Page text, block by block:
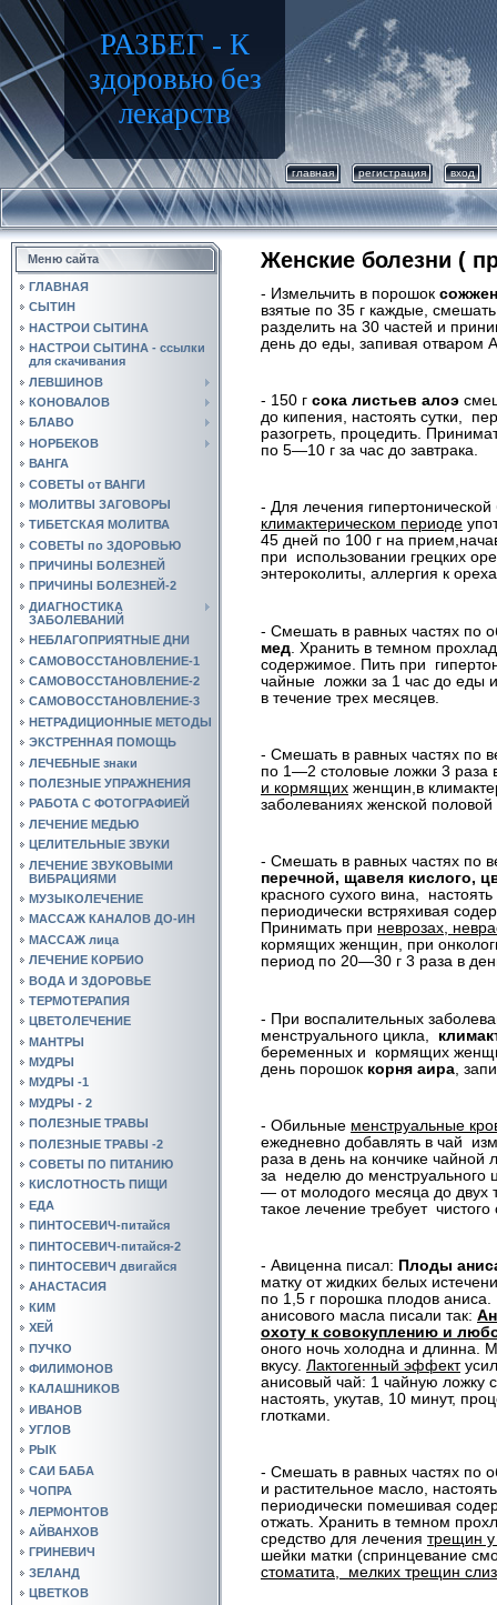
РАЗБЕГ - К
здоровью без
лекарств
главная регистрация вход
Меню сайта
ГЛАВНАЯ
СЫТИН
НАСТРОИ СЫТИНА
НАСТРОИ СЫТИНА - ссылки
для скачивания
ЛЕВШИНОВ
КОНОВАЛОВ
БЛАВО
НОРБЕКОВ
ВАНГА
СОВЕТЫ от ВАНГИ
МОЛИТВЫ ЗАГОВОРЫ
ТИБЕТСКАЯ МОЛИТВА
СОВЕТЫ по ЗДОРОВЬЮ
ПРИЧИНЫ БОЛЕЗНЕЙ
ПРИЧИНЫ БОЛЕЗНЕЙ-2
ДИАГНОСТИКА
ЗАБОЛЕВАНИЙ
НЕБЛАГОПРИЯТНЫЕ ДНИ
САМОВОССТАНОВЛЕНИЕ-1
САМОВОССТАНОВЛЕНИЕ-2
САМОВОССТАНОВЛЕНИЕ-3
НЕТРАДИЦИОННЫЕ МЕТОДЫ
ЭКСТРЕННАЯ ПОМОЩЬ
ЛЕЧЕБНЫЕ знаки
ПОЛЕЗНЫЕ УПРАЖНЕНИЯ
РАБОТА С ФОТОГРАФИЕЙ
ЛЕЧЕНИЕ МЕДЬЮ
ЦЕЛИТЕЛЬНЫЕ ЗВУКИ
ЛЕЧЕНИЕ ЗВУКОВЫМИ
ВИБРАЦИЯМИ
МУЗЫКОЛЕЧЕНИЕ
МАССАЖ КАНАЛОВ ДО-ИН
МАССАЖ лица
ЛЕЧЕНИЕ КОРБИО
ВОДА И ЗДОРОВЬЕ
ТЕРМОТЕРАПИЯ
ЦВЕТОЛЕЧЕНИЕ
МАНТРЫ
МУДРЫ
МУДРЫ -1
МУДРЫ - 2
ПОЛЕЗНЫЕ ТРАВЫ
ПОЛЕЗНЫЕ ТРАВЫ -2
СОВЕТЫ ПО ПИТАНИЮ
КИСЛОТНОСТЬ ПИЩИ
ЕДА
ПИНТОСЕВИЧ-питайся
ПИНТОСЕВИЧ-питайся-2
ПИНТОСЕВИЧ двигайся
АНАСТАСИЯ
КИМ
ХЕЙ
ПУЧКО
ФИЛИМОНОВ
КАЛАШНИКОВ
ИВАНОВ
УГЛОВ
РЫК
САИ БАБА
ЧОПРА
ЛЕРМОНТОВ
АЙВАНХОВ
ГРИНЕВИЧ
ЗЕЛАНД
ЦВЕТКОВ
Женские болезни (
- Измельчить в порошок
взятые по 35 г каждые,
разделить на 30 частей и
день до еды, запивая отваром
- 150 г сока листьев алоэ
до кипения, настоять сутки,
разогреть, процедить.
по 5—10 г за час до завтрака.
- Для лечения
климактерическом периоде
45 дней по 100 г на
при
использовании грецких
энтероколиты, аллергия к
- Смешать в равных частях по
мед . Хранить в темном
содержимое. Пить при
чайные ложки за 1 час до еды
в течение трех месяцев.
- Смешать в равных частях по
по 1—2 столовые ложки 3 раза
и кормящих женщин,в
заболеваниях женской
- Смешать в равных частях по
перечной, щавеля кислого,
красного сухого вина,
периодически встряхивая
Принимать при неврозах,
кормящих женщин, при
период по 20—30 г 3 раза в
- При воспалительных
менструального цикла,
беременных и
кормящих
день порошок корня аира ,
- Обильные менструальные
ежедневно добавлять в чай
раза в день на кончике чайной
за
неделю до менструального
— от молодого месяца до двух
такое лечение требует
- Авиценна писал: Плоды
матку от жидких белых
по 1,5 г порошка плодов аниса.
анисового масла писали так:
охоту к совокуплению и
оного ночь холодна и длинна.
вкусу. Лактогенный эффект
анисовый чай: 1 чайную ложку
настоять, укутав, 10 минут,
глотками.
- Смешать в равных частях по
и растительное масло,
периодически помешивая
отжать. Хранить в темном
средство для лечения трещин у
шейки матки (спринцевание
стоматита,
мелких трещин